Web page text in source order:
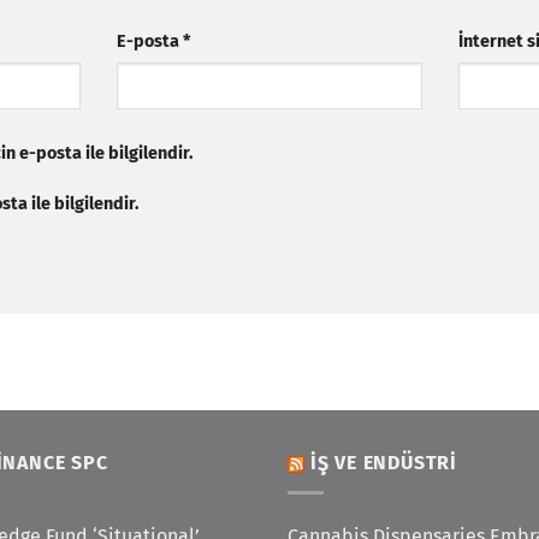
E-posta* İnternet
e-posta ile bilgilendir.
ile bilgilendir.
SPC İŞ VE ENDÜSTRI